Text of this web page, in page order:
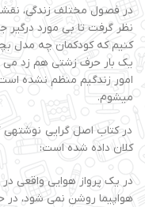
نظر گرفت تا بی مورد درگیر
کنیم که کودکمان چه مدل
یک بار حرف زشتی هم زد می
امور زندگیم منظم نشده
میشوم.
در کتاب اصل گرایی
کلان داده شده است:
در یک پرواز هوایی واقعی
هواپیما روشن نمی شود،